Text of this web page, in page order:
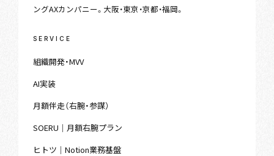
ングAXカンパニー。大阪・東京・京都・福岡。
SERVICE
組織開発・MVV
AI実装
月額伴走（右腕・参謀）
SOERU｜月額右腕プラン
ヒトツ｜Notion業務基盤